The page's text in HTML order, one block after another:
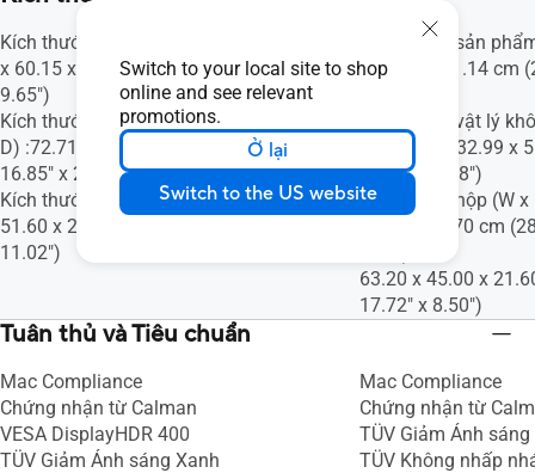
Switch to your local site to shop
online and see relevant
promotions.
Ở lại
Switch to the US website
Kích thước sản phẩm (W x H x D) :72.71
x 60.15 x 24.50 cm (28.63" x 23.68" x
9.65")
Kích thước vật lý không kèmkệ (W x H x
D) :72.71 x 42.81 x 6.77 cm (28.63" x
16.85" x 2.67")
Kích thước hộp (W x H x D) :84.00 x
51.60 x 28.00 cm (33.07" x 20.31" x
11.02")
Kích thước sản
x 47.18 x 21.14 cm
Kích thước vật lý
D) :53.97 x 32.99 x
12.99" x 2.08")
Kích thước hộp (W x
43.50 x 15.70 cm
63.20 x 45.00 x
17.72" x 8.50")
Tuân thủ và Tiêu chuẩn
Mac Compliance
Chứng nhận từ Calman
VESA DisplayHDR 400
TÜV Giảm Ánh sáng Xanh
Mac Compliance
Chứng nhận từ
TÜV Giảm Ánh
TÜV Không nhấp